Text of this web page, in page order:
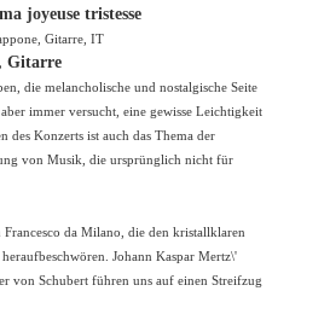
joyeuse tristesse
Gitarre, IT
Gitarre
die melancholische und nostalgische Seite
immer versucht, eine gewisse Leichtigkeit
des Konzerts ist auch das Thema der
von Musik, die ursprünglich nicht für
da Milano, die den kristallklaren
Johann Kaspar Mertz\'
von Schubert führen uns auf einen Streifzug